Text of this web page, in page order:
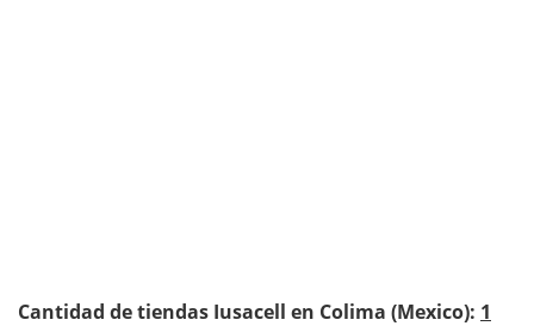
Cantidad de tiendas Iusacell en Colima (Mexico): 1